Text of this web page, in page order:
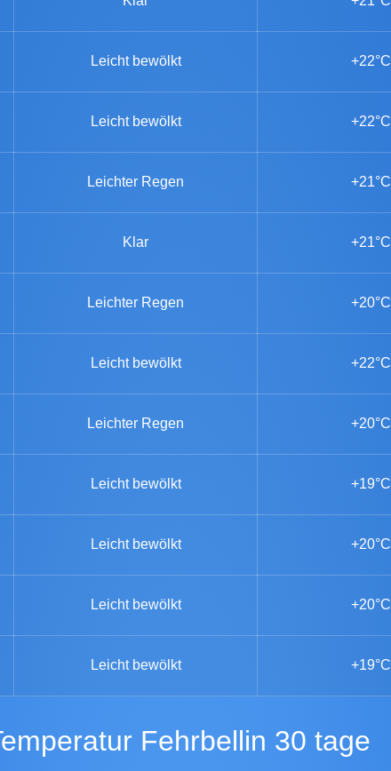
Leicht bewölkt +22°C
Leicht bewölkt +22°C
Leichter Regen +21°C
Klar +21°C
Leichter Regen +20°C
Leicht bewölkt +22°C
Leichter Regen +20°C
Leicht bewölkt +19°C
Leicht bewölkt +20°C
Leicht bewölkt +20°C
Leicht bewölkt +19°C
Temperatur Fehrbellin 30 tage